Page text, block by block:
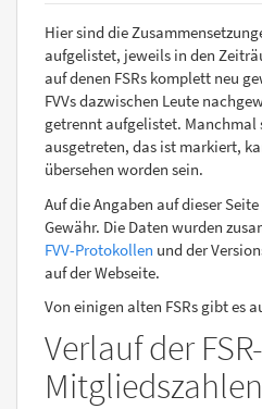
Hier sind die
aufgelistet, jeweils in den
auf denen FSRs komplett neu
FVVs dazwischen Leute
getrennt aufgelistet. Manchmal
ausgetreten, das ist markiert,
übersehen worden sein.
Auf die Angaben auf dieser
Gewähr. Die Daten wurden
FVV-Protokollen und der
auf der Webseite.
Von einigen alten FSRs gibt es
Verlauf der FSR-
Mitgliedszahlen